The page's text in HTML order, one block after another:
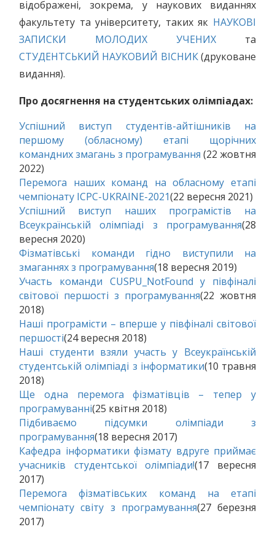
відображені, зокрема, у наукових виданнях
факультету та університету, таких як НАУКОВІ
ЗАПИСКИ МОЛОДИХ УЧЕНИХ та
СТУДЕНТСЬКИЙ НАУКОВИЙ ВІСНИК(друковане
видання).
Про досягнення на студентських олімпіадах:
Успішний виступ студентів-айтішників на
першому (обласному) етапі щорічних
командних змагань з програмування (22 жовтня
2022)
Перемога наших команд на обласному етапі
чемпіонату ІСРС-UKRAINE-2021(22 вересня 2021)
Успішний виступ наших програмістів на
Всеукраїнській олімпіаді з програмування(28
вересня 2020)
Фізматівські команди гідно виступили на
змаганнях з програмування(18 вересня 2019)
Участь команди CUSPU_NotFound у півфіналі
світової першості з програмування(22 жовтня
2018)
Наші програмісти – вперше у півфіналі світової
першості(24 вересня 2018)
Наші студенти взяли участь у Всеукраїнській
студентській олімпіаді з інформатики(10 травня
2018)
Ще одна перемога фізматівців – тепер у
програмуванні(25 квітня 2018)
Підбиваємо підсумки олімпіади з
програмування(18 вересня 2017)
Кафедра інформатики фізмату вдруге приймає
учасників студентської олімпіади!(17 вересня
2017)
Перемога фізматівських команд на етапі
чемпіонату світу з програмування(27 березня
2017)